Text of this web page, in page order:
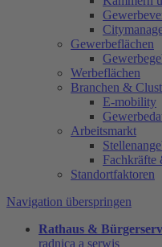
Gewerbeflächen
Werbeflächen
Branchen &
E-mobility
Arbeitsmarkt
Fachkräfte
Standortfaktoren
Navigation überspringen
Rathaus &
radnica a serwis